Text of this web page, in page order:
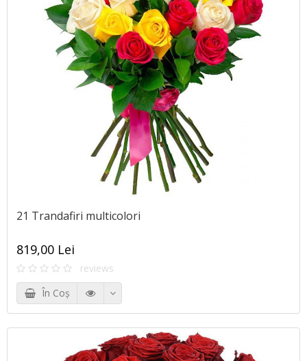
21 Trandafiri multicolori
819,00 Lei
reviews
În Coş